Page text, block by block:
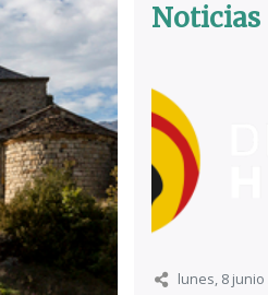
Noticias
lunes, 8 junio